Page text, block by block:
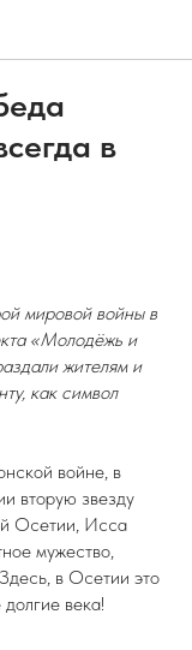
в
мировой войны в
«Молодёжь и
жителям и
как символ
войне, в
вторую звезду
Осетии, Исса
мужество,
в Осетии это
века!